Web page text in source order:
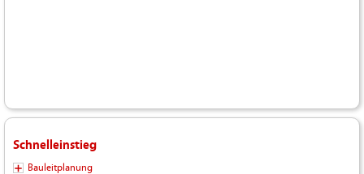
Schnelleinstieg
Bauleitplanung